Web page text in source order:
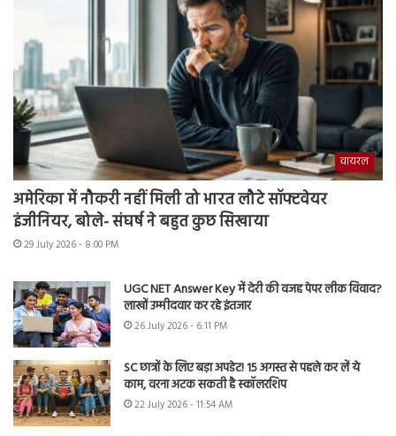
वायरल
अमेरिका में नौकरी नहीं मिली तो भारत लौटे सॉफ्टवेयर
इंजीनियर, बोले- संघर्ष ने बहुत कुछ सिखाया
29 July 2026 - 8:00 PM
UGC NET Answer Key में देरी की वजह पेपर लीक विवाद?
लाखों उम्मीदवार कर रहे इंतजार
26 July 2026 - 6:11 PM
SC छात्रों के लिए बड़ा अपडेट! 15 अगस्त से पहले कर लें ये
काम, वरना अटक सकती है स्कॉलरशिप
22 July 2026 - 11:54 AM